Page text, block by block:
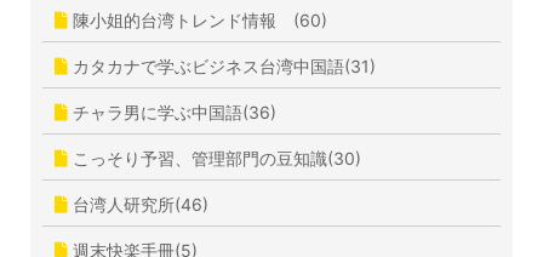
陳小姐的台湾トレンド情報 (60)
カタカナで学ぶビジネス台湾中国語(31)
チャラ男に学ぶ中国語(36)
こっそり予習、管理部門の豆知識(30)
台湾人研究所(46)
週末快楽手冊(5)